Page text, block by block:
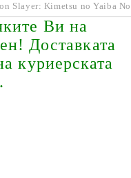
Slayer: Kimetsu no Yaiba
Ви на
Доставката
куриерската